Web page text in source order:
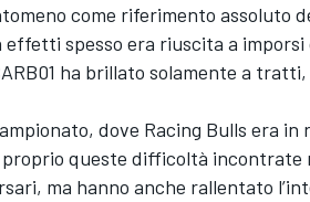
come riferimento assoluto
effetti spesso era riuscita a imporsi
ha brillato solamente a tratti,
dove Racing Bulls era in
queste difficoltà incontrate
ma hanno anche rallentato